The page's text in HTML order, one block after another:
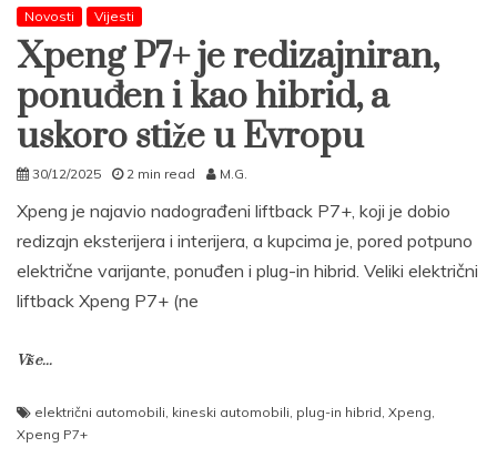
Novosti Vijesti
Xpeng P7+ je redizajniran,
ponuđen i kao hibrid, a
uskoro stiže u Evropu
30/12/2025 2 min read M.G.
Xpeng je najavio nadograđeni liftback P7+, koji je dobio
redizajn eksterijera i interijera, a kupcima je, pored potpuno
električne varijante, ponuđen i plug-in hibrid. Veliki električni
liftback Xpeng P7+ (ne
Više...
električni automobili, kineski automobili, plug-in hibrid, Xpeng,
Xpeng P7+